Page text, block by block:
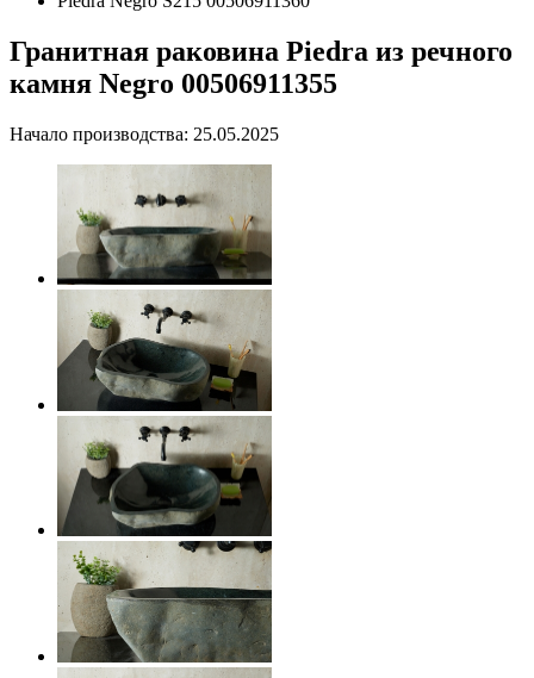
Гранитная раковина Piedra из речного
камня Negro 00506911355
Начало производства: 25.05.2025